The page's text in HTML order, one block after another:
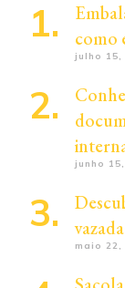
como
julho 15,
junho
maio 22,